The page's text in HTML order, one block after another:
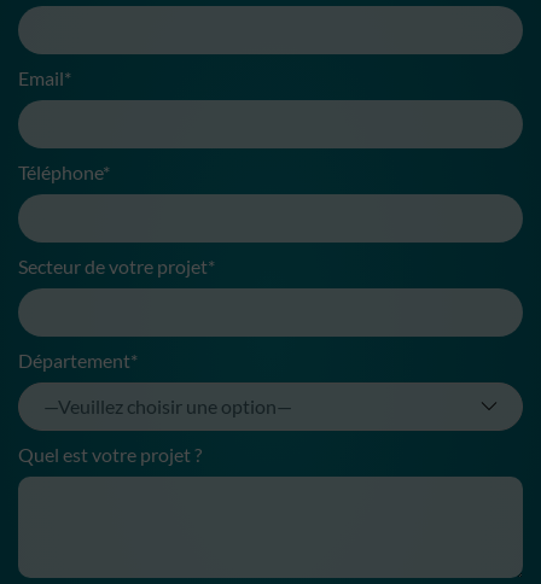
Email*
Téléphone*
Secteur de votre projet*
Département*
Quel est votre projet ?